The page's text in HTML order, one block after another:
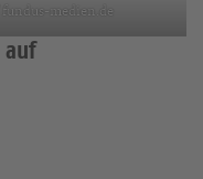
medien.de
auf